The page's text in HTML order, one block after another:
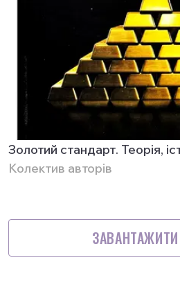
Золотий стандарт. Теорія,
Колектив авторів